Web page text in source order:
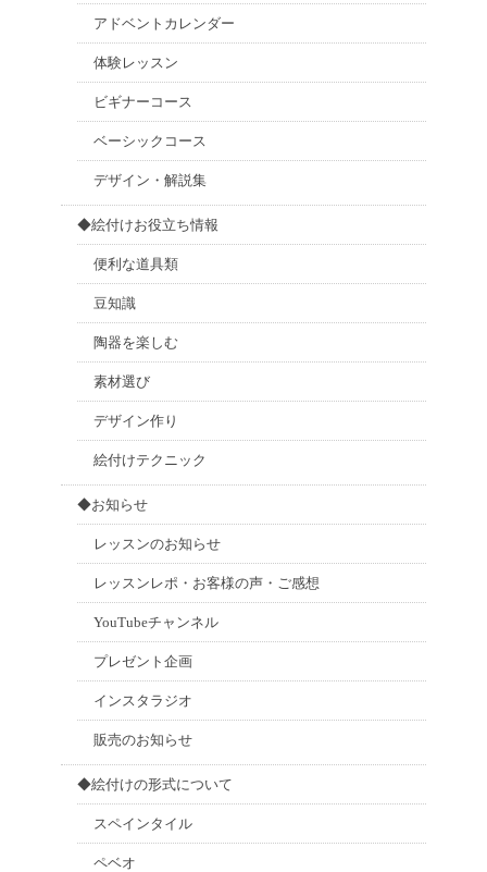
アドベントカレンダー
体験レッスン
ビギナーコース
ベーシックコース
デザイン・解説集
◆絵付けお役立ち情報
便利な道具類
豆知識
陶器を楽しむ
素材選び
デザイン作り
絵付けテクニック
◆お知らせ
レッスンのお知らせ
レッスンレポ・お客様の声・ご感想
YouTubeチャンネル
プレゼント企画
インスタラジオ
販売のお知らせ
◆絵付けの形式について
スペインタイル
ペベオ